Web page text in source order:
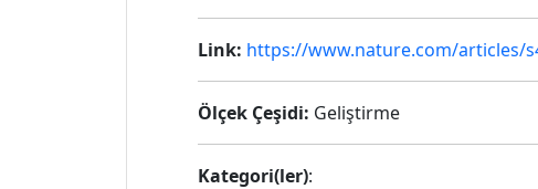
Link: https://www.nature.com/articles/
Ölçek Çeşidi: Geliştirme
Kategori(ler):